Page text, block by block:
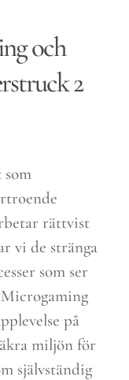
och
2
som
rättvist
vi de stränga
som ser
på
miljön för
självständig